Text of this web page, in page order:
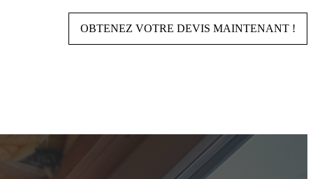
OBTENEZ VOTRE DEVIS MAINTENANT !